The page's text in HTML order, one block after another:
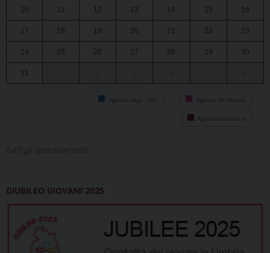
10 11 12 13 14 15 16
17 18 19 20 21 22 23
24 25 26 27 28 29 30
31
Agenda degli uffici Agenda del vescovo
Agenda diocesana
tutti gli appuntamenti...
GIUBILEO GIOVANI 2025